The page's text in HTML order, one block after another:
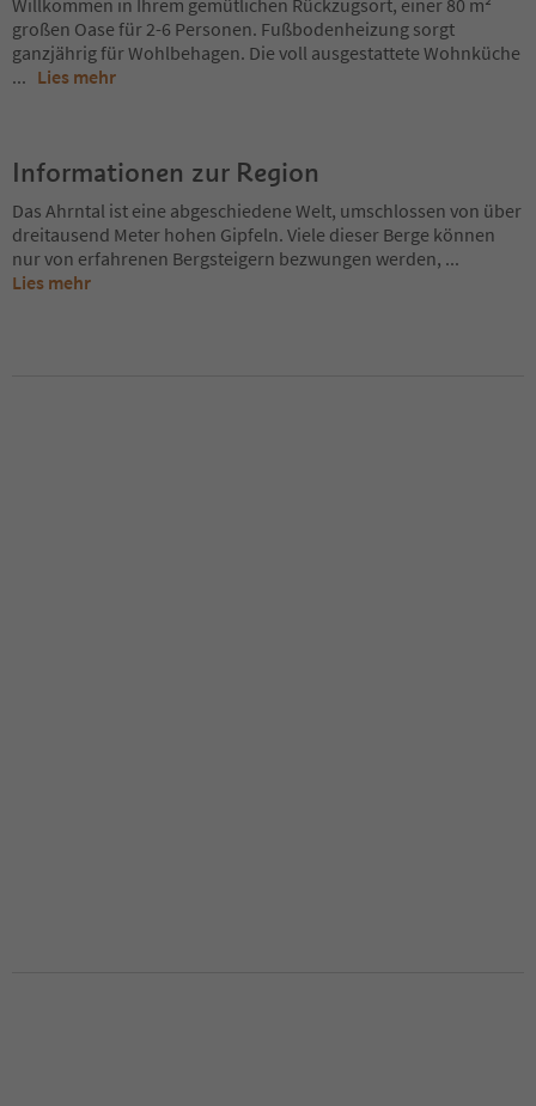
Willkommen in Ihrem gemütlichen Rückzugsort, einer 80 m²
großen Oase für 2-6 Personen. Fußbodenheizung sorgt
ganzjährig für Wohlbehagen. Die voll ausgestattete Wohnküche
... Lies mehr
Informationen zur Region
Das Ahrntal ist eine abgeschiedene Welt, umschlossen von über
dreitausend Meter hohen Gipfeln. Viele dieser Berge können
nur von erfahrenen Bergsteigern bezwungen werden, ...
Lies mehr